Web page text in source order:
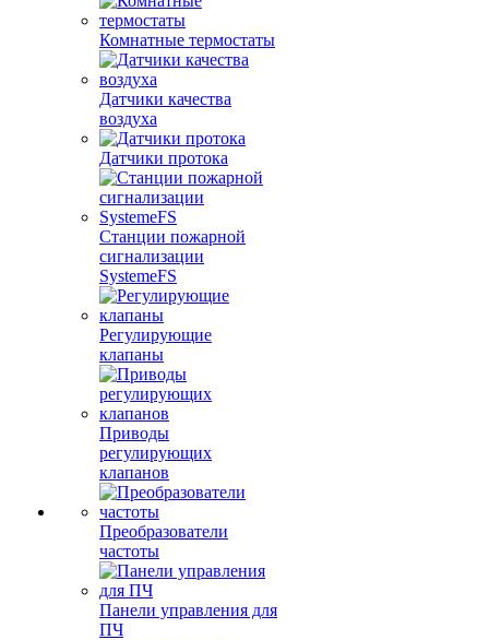
Комнатные термостаты
Датчики качества
воздуха
Датчики протока
Станции пожарной
сигнализации
SystemeFS
Регулирующие
клапаны
Приводы
регулирующих
клапанов
Преобразователи
частоты
Панели управления для
ПЧ